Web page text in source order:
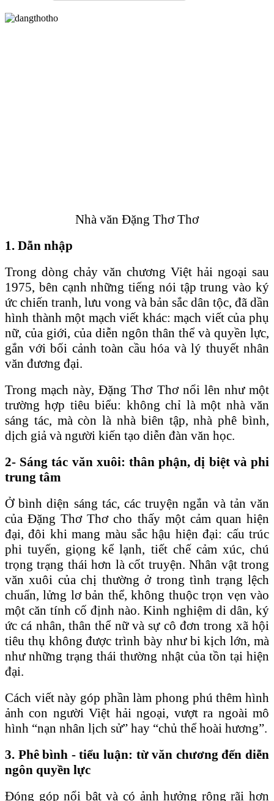
Nhà văn Đặng Thơ Thơ
1. Dẫn nhập
Trong dòng chảy văn chương Việt hải ngoại sau
1975, bên cạnh những tiếng nói tập trung vào ký
ức chiến tranh, lưu vong và bản sắc dân tộc, đã dần
hình thành một mạch viết khác: mạch viết của phụ
nữ, của giới, của diễn ngôn thân thể và quyền lực,
gắn với bối cảnh toàn cầu hóa và lý thuyết nhân
văn đương đại.
Trong mạch này, Đặng Thơ Thơ nổi lên như một
trường hợp tiêu biểu: không chỉ là một nhà văn
sáng tác, mà còn là nhà biên tập, nhà phê bình,
dịch giả và người kiến tạo diễn đàn văn học.
2- Sáng tác văn xuôi: thân phận, dị biệt và phi
trung tâm
Ở bình diện sáng tác, các truyện ngắn và tản văn
của Đặng Thơ Thơ cho thấy một cảm quan hiện
đại, đôi khi mang màu sắc hậu hiện đại: cấu trúc
phi tuyến, giọng kể lạnh, tiết chế cảm xúc, chú
trọng trạng thái hơn là cốt truyện. Nhân vật trong
văn xuôi của chị thường ở trong tình trạng lệch
chuẩn, lửng lơ bản thể, không thuộc trọn vẹn vào
một căn tính cố định nào. Kinh nghiệm di dân, ký
ức cá nhân, thân thể nữ và sự cô đơn trong xã hội
tiêu thụ không được trình bày như bi kịch lớn, mà
như những trạng thái thường nhật của tồn tại hiện
đại.
Cách viết này góp phần làm phong phú thêm hình
ảnh con người Việt hải ngoại, vượt ra ngoài mô
hình “nạn nhân lịch sử” hay “chủ thể hoài hương”.
3. Phê bình - tiểu luận: từ văn chương đến diễn
ngôn quyền lực
Đóng góp nổi bật và có ảnh hưởng rộng rãi hơn